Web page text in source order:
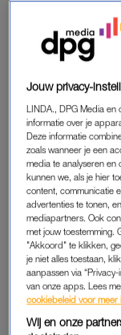
Daar had ik oren
De twee besluiten
Amsterdam,
moest.
gewijzigd waren
zag er geen
over mijn kansen
er iets achter zat.”
Jouw privacy-
LINDA., DPG Media en
informatie over je
Deze informatie
zoals wanneer je een
media te analyseren en
kunnen we, als je hier
content, communicatie
advertenties te tonen,
mediapartners. Ook
met jouw toestemming.
"Akkoord" te klikken,
je niet alles toestaan,
aanpassen via
van onze apps. Lees
cookiebeleid voor meer
Wij en onze